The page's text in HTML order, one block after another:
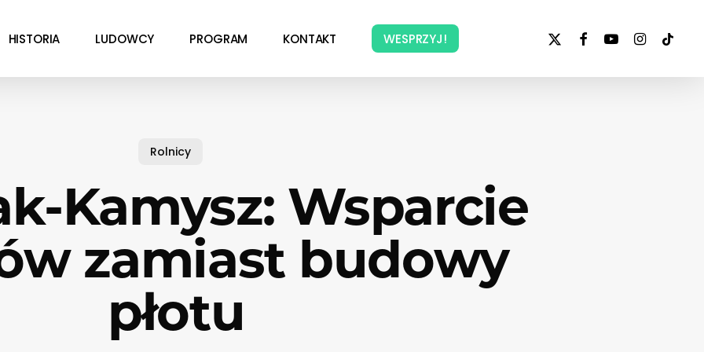
HISTORIA LUDOWCY PROGRAM KONTAKT WESPRZYJ!
x-
facebookyoutubeinstagram
tiktok
Rolnicy
Kamysz: Wsparcie
zamiast budowy
płotu